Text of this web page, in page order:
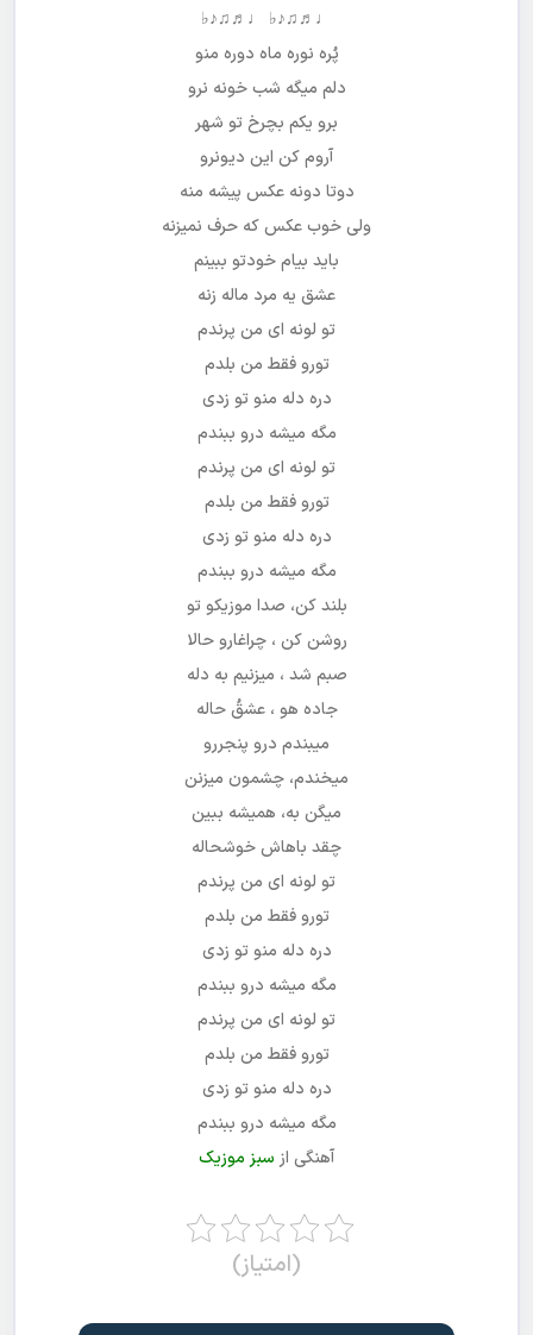
♩♬♫♪♭ ♩♬♫♪♭
پُره نوره ماه دوره منو
دلم میگه شب خونه نرو
برو یکم بچرخ تو شهر
آروم کن این دیونرو
دوتا دونه عکس پیشه منه
ولی خوب عکس که حرف نمیزنه
باید بیام خودتو ببینم
عشق یه مرد ماله زنه
تو لونه ای من پرندم
تورو فقط من بلدم
دره دله منو تو زدی
مگه میشه درو ببندم
تو لونه ای من پرندم
تورو فقط من بلدم
دره دله منو تو زدی
مگه میشه درو ببندم
بلند کن، صدا موزیکو تو
روشن کن ، چراغارو حالا
صبم شد ، میزنیم به دله
جاده هو ، عشقُ حاله
میبندم درو پنجررو
میخندم، چشمون میزنن
میگن به، همیشه ببین
چقد باهاش خوشحاله
تو لونه ای من پرندم
تورو فقط من بلدم
دره دله منو تو زدی
مگه میشه درو ببندم
تو لونه ای من پرندم
تورو فقط من بلدم
دره دله منو تو زدی
مگه میشه درو ببندم
آهنگی از سبز موزیک
(امتیاز)